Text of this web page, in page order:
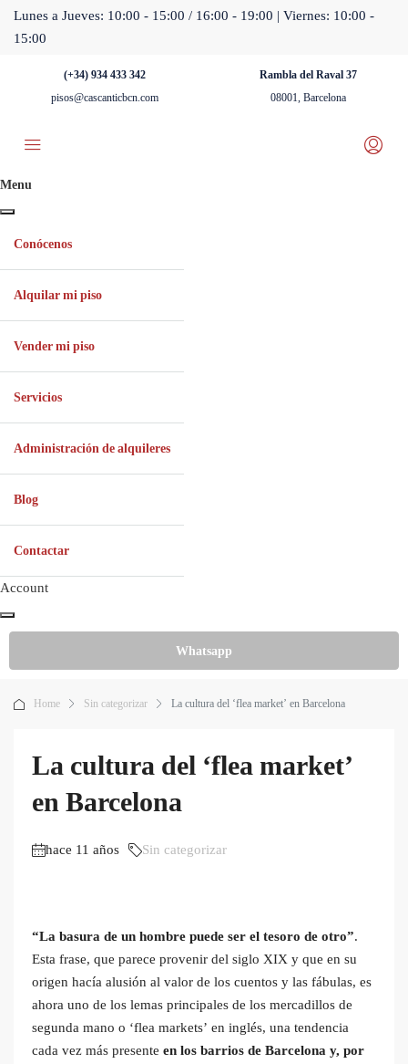
Lunes a Jueves: 10:00 - 15:00 / 16:00 - 19:00 | Viernes: 10:00 -
15:00
(+34) 934 433 342
pisos@cascanticbcn.com
Rambla del Raval 37
08001, Barcelona
Menu
Conócenos
Alquilar mi piso
Vender mi piso
Servicios
Administración de alquileres
Blog
Contactar
Account
Whatsapp
Home Sin categorizar La cultura del ‘flea market’ en Barcelona
La cultura del ‘flea market’
en Barcelona
hace 11 años Sin categorizar
“La basura de un hombre puede ser el tesoro de otro”.
Esta frase, que parece provenir del siglo XIX y que en su
origen hacía alusión al valor de los cuentos y las fábulas, es
ahora uno de los lemas principales de los mercadillos de
segunda mano o ‘flea markets’ en inglés, una tendencia
cada vez más presente en los barrios de Barcelona y, por